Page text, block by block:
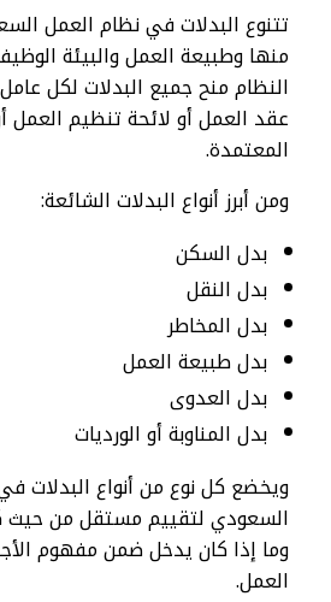
تتنوع البدلات في نظام العمل
منها وطبيعة العمل والبيئة
النظام منح جميع البدلات لكل
عقد العمل أو لائحة تنظيم العمل
المعتمدة.
ومن أبرز أنواع البدلات الشائعة:
بدل السكن
بدل النقل
بدل المخاطر
بدل طبيعة العمل
بدل العدوى
بدل المناوبة أو الورديات
ويخضع كل نوع من أنواع البدلات
السعودي لتقييم مستقل من حيث
وما إذا كان يدخل ضمن مفهوم
العمل.